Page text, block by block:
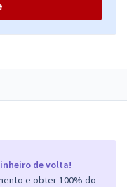
de volta!
e obter 100% do